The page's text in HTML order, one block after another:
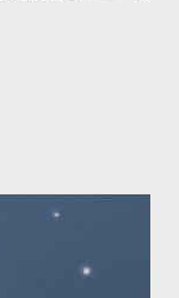
espressiva che
di esistere,
via d’uscita, una
nel trovare respiro